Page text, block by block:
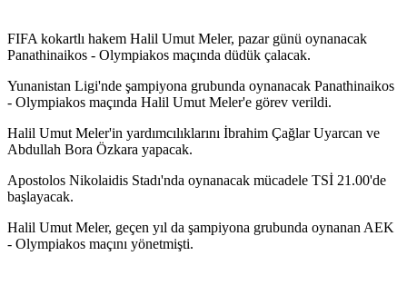
FIFA kokartlı hakem Halil Umut Meler, pazar günü oynanacak
Panathinaikos - Olympiakos maçında düdük çalacak.
Yunanistan Ligi'nde şampiyona grubunda oynanacak Panathinaikos
- Olympiakos maçında Halil Umut Meler'e görev verildi.
Halil Umut Meler'in yardımcılıklarını İbrahim Çağlar Uyarcan ve
Abdullah Bora Özkara yapacak.
Apostolos Nikolaidis Stadı'nda oynanacak mücadele TSİ 21.00'de
başlayacak.
Halil Umut Meler, geçen yıl da şampiyona grubunda oynanan AEK
- Olympiakos maçını yönetmişti.